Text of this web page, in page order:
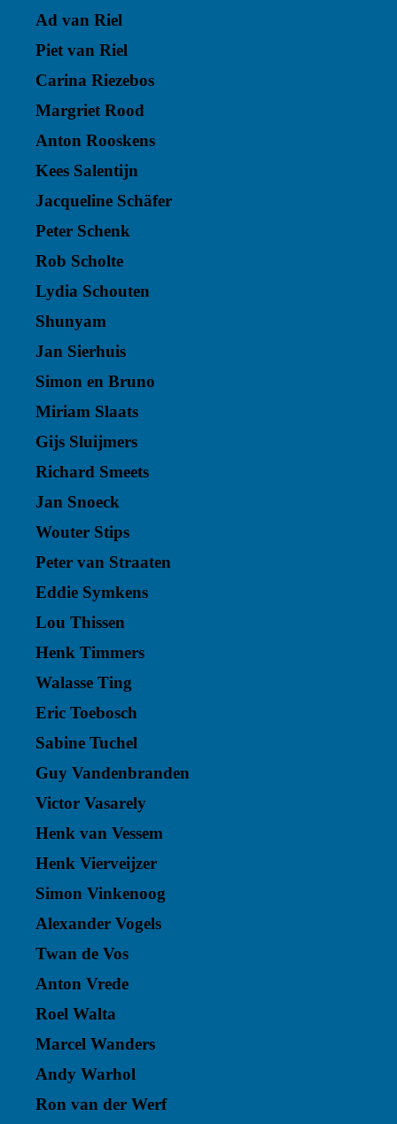
Ad van Riel
Piet van Riel
Carina Riezebos
Margriet Rood
Anton Rooskens
Kees Salentijn
Jacqueline Schäfer
Peter Schenk
Rob Scholte
Lydia Schouten
Shunyam
Jan Sierhuis
Simon en Bruno
Miriam Slaats
Gijs Sluijmers
Richard Smeets
Jan Snoeck
Wouter Stips
Peter van Straaten
Eddie Symkens
Lou Thissen
Henk Timmers
Walasse Ting
Eric Toebosch
Sabine Tuchel
Guy Vandenbranden
Victor Vasarely
Henk van Vessem
Henk Vierveijzer
Simon Vinkenoog
Alexander Vogels
Twan de Vos
Anton Vrede
Roel Walta
Marcel Wanders
Andy Warhol
Ron van der Werf